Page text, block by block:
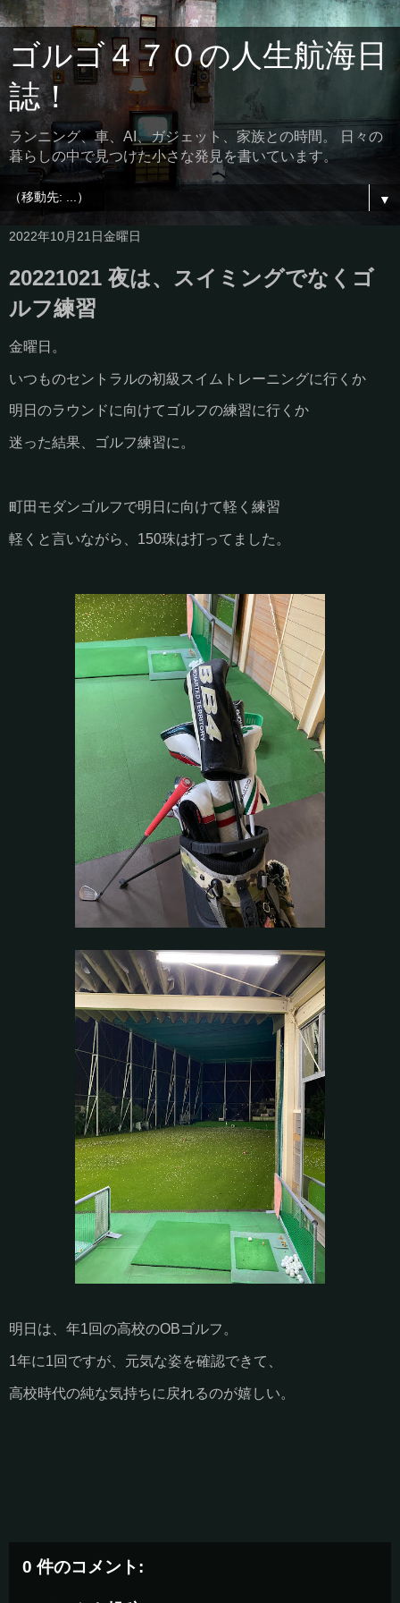
ゴルゴ４７０の人生航海日
誌！
ランニング、車、AI、ガジェット、家族との時間。 日々の
暮らしの中で見つけた小さな発見を書いています。
▼
2022年10月21日金曜日
20221021 夜は、スイミングでなくゴ
ルフ練習
金曜日。
いつものセントラルの初級スイムトレーニングに行くか
明日のラウンドに向けてゴルフの練習に行くか
迷った結果、ゴルフ練習に。
町田モダンゴルフで明日に向けて軽く練習
軽くと言いながら、150珠は打ってました。
明日は、年1回の高校のOBゴルフ。
1年に1回ですが、元気な姿を確認できて、
高校時代の純な気持ちに戻れるのが嬉しい。
0 件のコメント: